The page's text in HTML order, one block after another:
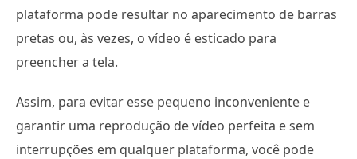
plataforma pode resultar no aparecimento de barras
pretas ou, às vezes, o vídeo é esticado para
preencher a tela.
Assim, para evitar esse pequeno inconveniente e
garantir uma reprodução de vídeo perfeita e sem
interrupções em qualquer plataforma, você pode